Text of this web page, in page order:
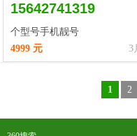
15642741319
个型号手机靓号
3
4999 元
1 2